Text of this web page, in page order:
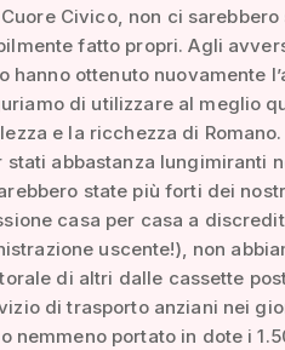
Civico, non ci sarebbero
fatto propri. Agli
ottenuto nuovamente
di utilizzare al meglio
e la ricchezza di Romano.
abbastanza lungimiranti
state più forti dei
casa per casa a
uscente!), non
di altri dalle cassette
di trasporto anziani nei
nemmeno portato in dote i